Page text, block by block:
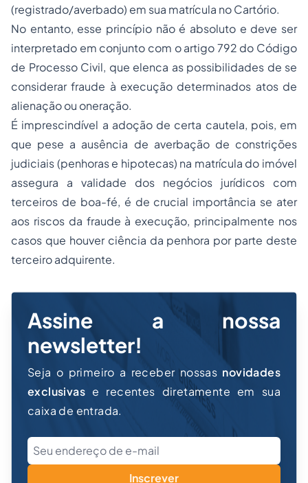
(registrado/averbado) em sua matrícula no Cartório.
No entanto, esse princípio não é absoluto e deve ser
interpretado em conjunto com o artigo 792 do Código
de Processo Civil, que elenca as possibilidades de se
considerar fraude à execução determinados atos de
alienação ou oneração.
É imprescindível a adoção de certa cautela, pois, em
que pese a ausência de averbação de constrições
judiciais (penhoras e hipotecas) na matrícula do imóvel
assegura a validade dos negócios jurídicos com
terceiros de boa-fé, é de crucial importância se ater
aos riscos da fraude à execução, principalmente nos
casos que houver ciência da penhora por parte deste
terceiro adquirente.
Assine a nossa
newsletter!
Seja o primeiro a receber nossas novidades
exclusivas e recentes diretamente em sua
caixa de entrada.
Inscrever